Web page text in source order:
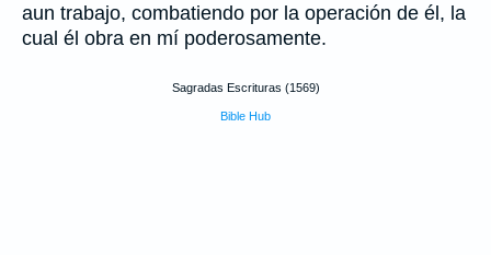
aun trabajo, combatiendo por la operación de él, la
cual él obra en mí poderosamente.
Sagradas Escrituras (1569)
Bible Hub